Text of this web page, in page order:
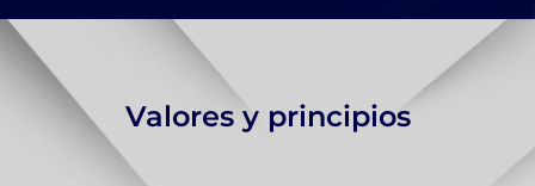
Valores y principios